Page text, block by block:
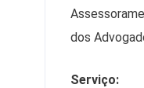
dos
Serviço: